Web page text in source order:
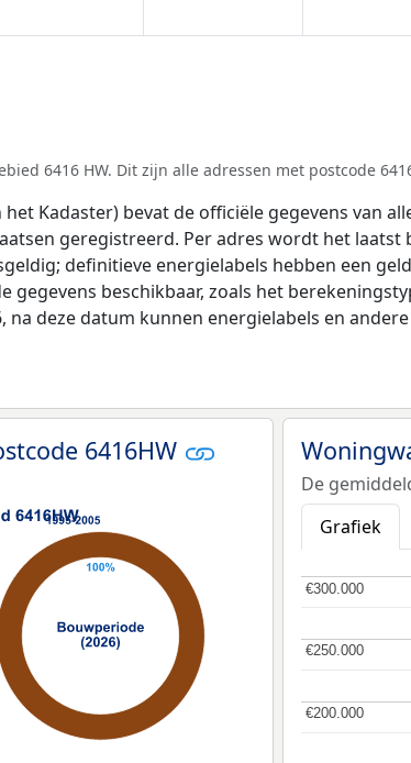
6416 HW. Dit zijn alle adressen met postcode
Kadaster) bevat de officiële gegevens van
geregistreerd. Per adres wordt het
definitieve energielabels hebben een
gegevens beschikbaar, zoals het
na deze datum kunnen energielabels en
6416HW
De
Grafiek
€200.000
€200.000
€250.000
€250.000
€300.000
€300.000